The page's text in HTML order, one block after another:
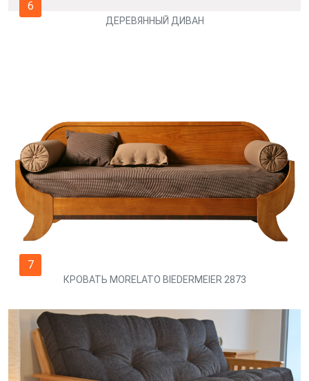
6
ДЕРЕВЯННЫЙ ДИВАН
7
КРОВАТЬ MORELATO BIEDERMEIER 2873